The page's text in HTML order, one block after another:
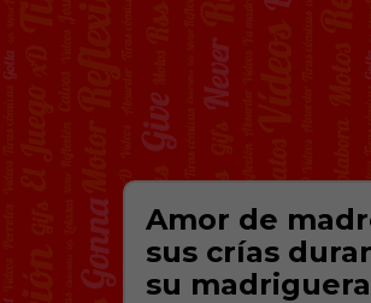
Amor de
sus crías
su madriguera